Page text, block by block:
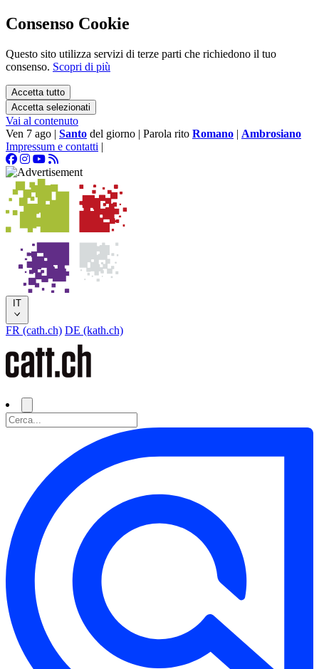
Consenso Cookie
Questo sito utilizza servizi di terze parti che richiedono il tuo
consenso. Scopri di più
Accetta tutto
Accetta selezionati
Vai al contenuto
Ven 7 ago | Santo del giorno | Parola rito Romano | Ambrosiano
Impressum e contatti |
IT
FR (cath.ch) DE (kath.ch)